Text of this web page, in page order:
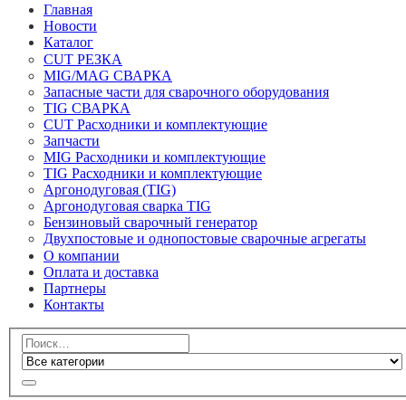
Главная
Новости
Каталог
CUT РЕЗКА
MIG/MAG СВАРКА
Запасные части для сварочного оборудования
TIG СВАРКА
CUT Расходники и комплектующие
Запчасти
MIG Расходники и комплектующие
TIG Расходники и комплектующие
Аргонодуговая (TIG)
Аргонодуговая сварка TIG
Бензиновый сварочный генератор
Двухпостовые и однопостовые сварочные агрегаты
О компании
Оплата и доставка
Партнеры
Контакты